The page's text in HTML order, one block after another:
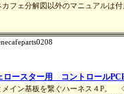
フェ分解図以外のマニュアルは
ロースター用 コントロール
イン基板を繋ぐハーネス４P。